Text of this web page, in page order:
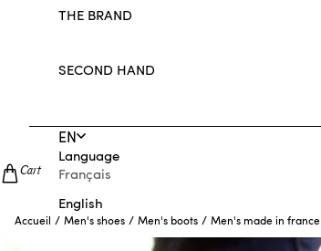
THE BRAND
SECOND HAND
EN
Language
Français
English
Cart
Accueil / Men's shoes / Men's boots / Men's made in